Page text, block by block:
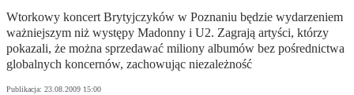
Wtorkowy koncert Brytyjczyków w Poznaniu będzie wydarzeniem
ważniejszym niż występy Madonny i U2. Zagrają artyści, którzy
pokazali, że można sprzedawać miliony albumów bez pośrednictwa
globalnych koncernów, zachowując niezależność
Publikacja: 23.08.2009 15:00